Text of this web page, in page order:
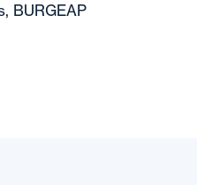
BURGEAP